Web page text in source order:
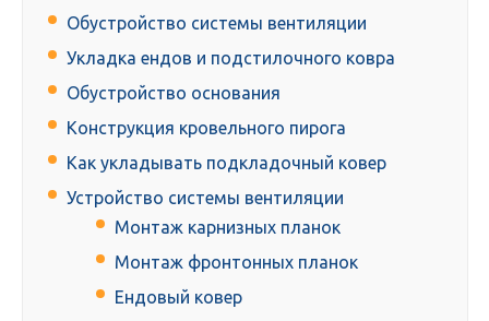
Обустройство системы вентиляции
Укладка ендов и подстилочного ковра
Обустройство основания
Конструкция кровельного пирога
Как укладывать подкладочный ковер
Устройство системы вентиляции
Монтаж карнизных планок
Монтаж фронтонных планок
Ендовый ковер